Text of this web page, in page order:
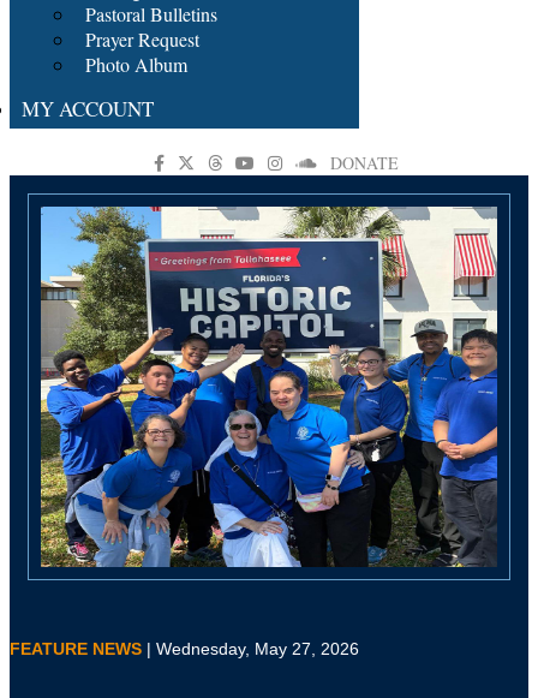
Pastoral Bulletins
Prayer Request
Photo Album
MY ACCOUNT
DONATE
FEATURE NEWS | Wednesday, May 27, 2026